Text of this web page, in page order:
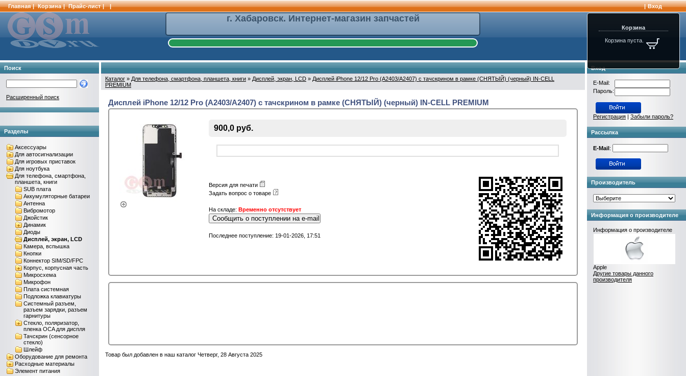
Главная | Корзина | Прайс-лист | | | Вход
г. Хабаровск. Интернет-магазин запчастей
Поиск
Расширенный поиск
Разделы
Аксессуары
Для автосигнализации
Для игровых приставок
Для ноутбука
Для телефона, смартфона,
планшета, книги
SUB плата
Аккумуляторные батареи
Антенна
Вибромотор
Джойстик
Динамик
Диоды
Дисплей, экран, LCD
Камера, вспышка
Кнопки
Коннектор SIM/SD/FPC
Корпус, корпусная часть
Микросхема
Микрофон
Плата системная
Подложка клавиатуры
Системный разъем,
разъем зарядки, разъем
гарнитуры
Стекло, поляризатор,
пленка OCA для диспля
Тачскрин (сенсорное
стекло)
Шлейф
Оборудование для ремонта
Расходные материалы
Элемент питания
Каталог » Для телефона, смартфона, планшета, книги » Дисплей, экран, LCD » Дисплей iPhone 12/12 Pro (A2403/A2407) с тачскрином в рамке (СНЯТЫЙ) (черный) IN-CELL
PREMIUM
Дисплей iPhone 12/12 Pro (A2403/A2407) с тачскрином в рамке (СНЯТЫЙ) (черный) IN-CELL PREMIUM
900,0 руб.
Версия для печати
Задать вопрос о товаре
На складе: Временно отсутствует
Сообщить о поступлении на e-mail
Последнее поступление: 19-01-2026, 17:51
Товар был добавлен в наш каталог Четверг, 28 Августа 2025
Корзина
Корзина пуста.
Вход
E-Mail:
Пароль:
Регистрация | Забыли пароль?
Рассылка
E-Mail:
Производитель
Информация о производителе
Информация о производителе
Apple
Другие товары данного
производителя